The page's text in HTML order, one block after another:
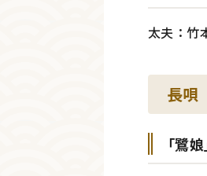
太夫：竹
長唄
「鷺娘